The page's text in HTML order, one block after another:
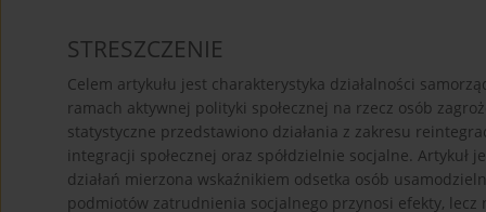
STRESZCZENIE
Celem artykułu jest charakterystyka działalności
ramach aktywnej polityki społecznej na rzecz osób
statystyczne przedstawiono działania z zakresu
integracji społecznej oraz spółdzielnie socjalne.
działań mierzona wskaźnikiem odsetka osób
podmiotów zatrudnienia socjalnego przynosi efekty, lecz